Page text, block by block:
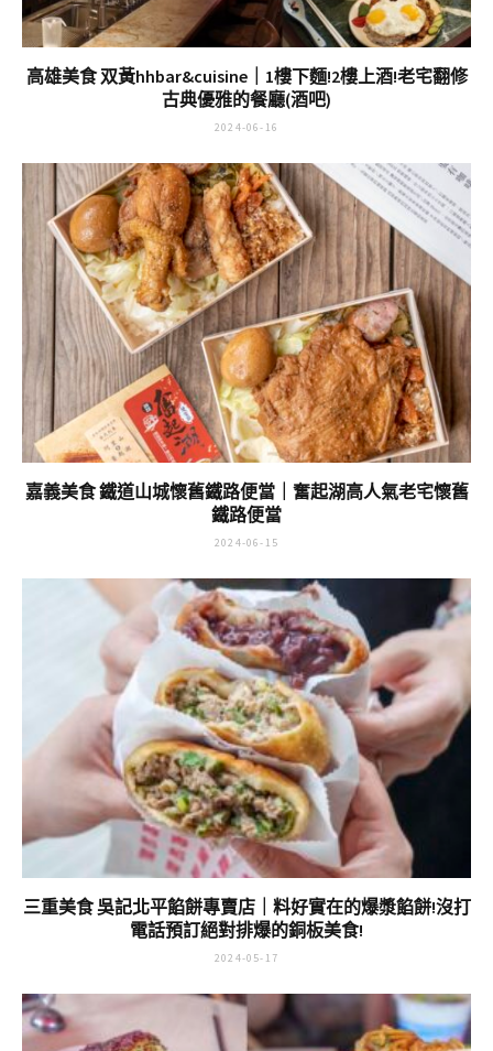
高雄美食 双黃hhbar&cuisine｜1樓下麵!2樓上酒!老宅翻修
古典優雅的餐廳(酒吧)
2024-06-16
嘉義美食 鐵道山城懷舊鐵路便當｜奮起湖高人氣老宅懷舊
鐵路便當
2024-06-15
三重美食 吳記北平餡餅專賣店｜料好實在的爆漿餡餅!沒打
電話預訂絕對排爆的銅板美食!
2024-05-17